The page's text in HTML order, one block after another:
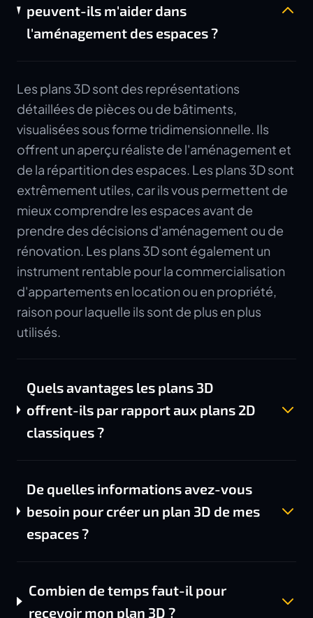
peuvent-ils m'aider dans
l'aménagement des espaces ?
Les plans 3D sont des représentations
détaillées de pièces ou de bâtiments,
visualisées sous forme tridimensionnelle. Ils
offrent un aperçu réaliste de l'aménagement et
de la répartition des espaces. Les plans 3D sont
extrêmement utiles, car ils vous permettent de
mieux comprendre les espaces avant de
prendre des décisions d'aménagement ou de
rénovation. Les plans 3D sont également un
instrument rentable pour la commercialisation
d'appartements en location ou en propriété,
raison pour laquelle ils sont de plus en plus
utilisés.
Quels avantages les plans 3D
offrent-ils par rapport aux plans 2D
classiques ?
De quelles informations avez-vous
besoin pour créer un plan 3D de mes
espaces ?
Combien de temps faut-il pour
recevoir mon plan 3D ?